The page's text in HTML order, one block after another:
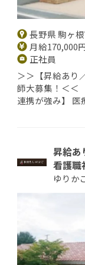
長野県 駒ヶ
月給170,000
正社員
＞＞【昇給あり
師大募集！＜＜
連携が強み】 医
昇給あ
看護職
ゆりか